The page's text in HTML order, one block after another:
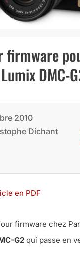
firmware
DMC-
2010
Dichant
en PDF
firmware chez
G2 qui passe en